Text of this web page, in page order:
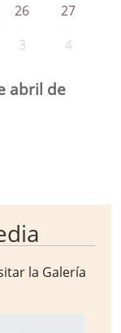
26
27
3 4
abril de
la Galería